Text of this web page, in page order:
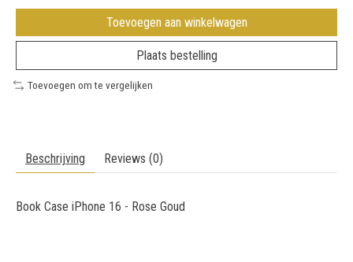
Toevoegen aan winkelwagen
Plaats bestelling
Toevoegen om te vergelijken
Beschrijving Reviews (0)
Book Case iPhone 16 - Rose Goud